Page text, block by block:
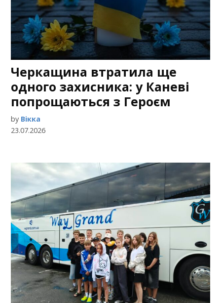
Черкащина втратила ще
одного захисника: у Каневі
попрощаються з Героєм
by Вікка
23.07.2026